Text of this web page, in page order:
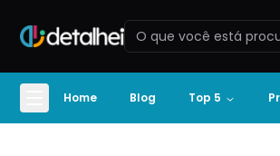
Home Blog Top 5